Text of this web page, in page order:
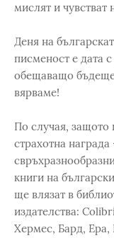
мислят и
Деня на
писменост е дата
обещаващо
вярваме!
По случая, защото
страхотна
книги на
ще влязат в
издателства:
Хермес, Бард, Ера,